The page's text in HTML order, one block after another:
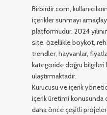
Birbirdir.com,
içerikler sunmayı
platformudur. 2024
site, özellikle boykot,
trendler, hayvanlar,
kategoride doğru bilgileri
ulaştırmaktadır.
Kurucusu ve içerik
içerik üretimi
daha önce çeşitli